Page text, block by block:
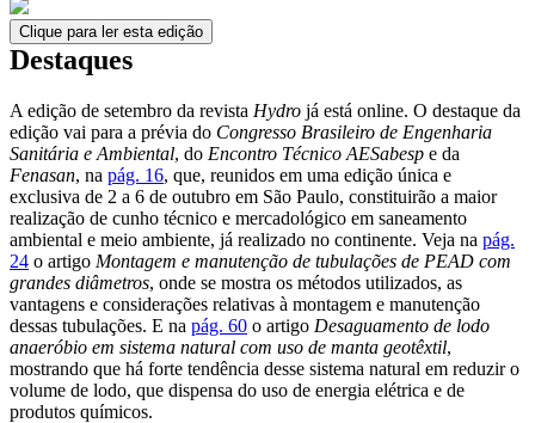
Clique para ler esta edição
Destaques
A edição de setembro da revista Hydro já está online. O destaque da
edição vai para a prévia do Congresso Brasileiro de Engenharia
Sanitária e Ambiental, do Encontro Técnico AESabesp e da
Fenasan, na pág. 16, que, reunidos em uma edição única e
exclusiva de 2 a 6 de outubro em São Paulo, constituirão a maior
realização de cunho técnico e mercadológico em saneamento
ambiental e meio ambiente, já realizado no continente. Veja na pág.
24 o artigo Montagem e manutenção de tubulações de PEAD com
grandes diâmetros, onde se mostra os métodos utilizados, as
vantagens e considerações relativas à montagem e manutenção
dessas tubulações. E na pág. 60 o artigo Desaguamento de lodo
anaeróbio em sistema natural com uso de manta geotêxtil,
mostrando que há forte tendência desse sistema natural em reduzir o
volume de lodo, que dispensa do uso de energia elétrica e de
produtos químicos.